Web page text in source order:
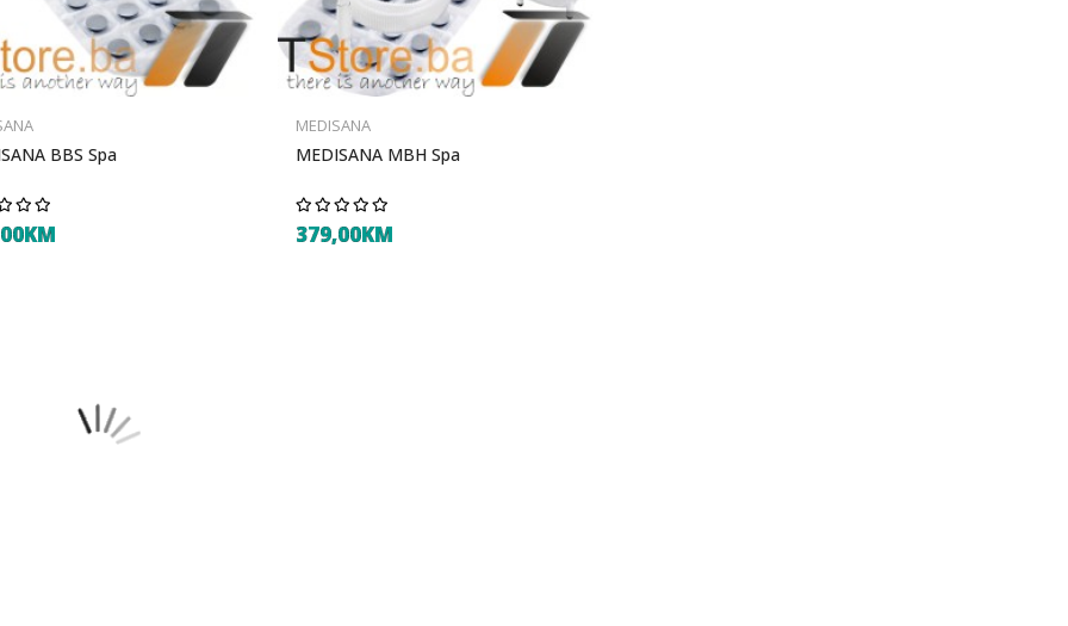
BBS Spa
MEDISANA
MEDISANA MBH Spa
379,00KM